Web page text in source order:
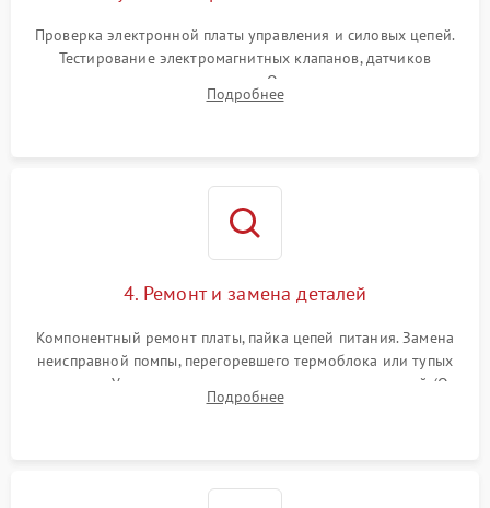
Проверка электронной платы управления и силовых цепей.
Тестирование электромагнитных клапанов, датчиков
температуры и расходомера. Оценка степени износа
жерновов кофемолки, уплотнительных колец гидросистемы
Подробнее
4. Ремонт и замена деталей
Компонентный ремонт платы, пайка цепей питания. Замена
неисправной помпы, перегоревшего термоблока или тупых
жерновов. Установка новых силиконовых уплотнителей (O-
ring) и тефлоновых трубок для надежного устранения
Подробнее